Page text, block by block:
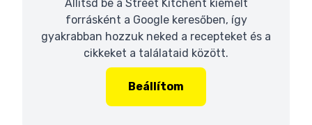
Állítsd be a Street Kitchent kiemelt
forrásként a Google keresőben, így
gyakrabban hozzuk neked a recepteket és a
cikkeket a találataid között.
Beállítom